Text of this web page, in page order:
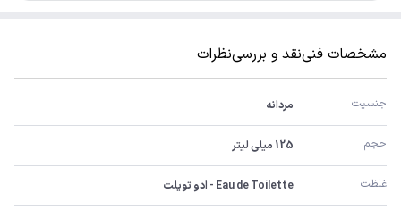
مشخصات فنینقد و بررسینظرات
جنسیت مردانه
حجم 125 میلی لیتر
غلظت Eau de Toilette - ادو تویلت